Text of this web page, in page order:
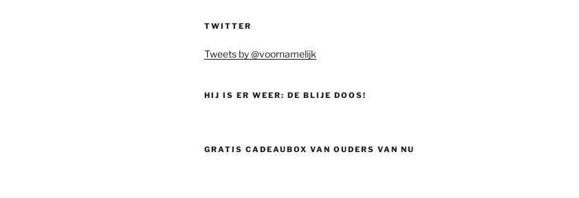
TWITTER
Tweets by @voornamelijk
HIJ IS ER WEER: DE BLIJE DOOS!
GRATIS CADEAUBOX VAN OUDERS VAN NU